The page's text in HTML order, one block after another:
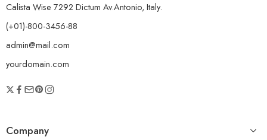
Calista Wise 7292 Dictum Av.Antonio, Italy.
(+01)-800-3456-88
admin@mail.com
yourdomain.com
Company